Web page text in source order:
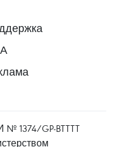
1374/GP-BTTTT